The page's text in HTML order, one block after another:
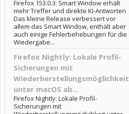
Firefox 153.0.3: Smart Window erhält
mehr Treffer und direkte KI-Antworten
Das kleine Release verbessert vor
allem das Smart Window, enthält aber
auch einige Fehlerbehebungen für die
Wiedergabe...
Firefox Nightly: Lokale Profil-
Sicherungen mit
Wiederherstellungsmöglichkeit
unter macOS ab...
Firefox Nightly: Lokale Profil-
Sicherungen mit